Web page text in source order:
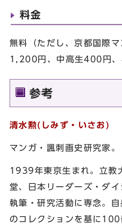
料金
無料（ただし、京都国際
1,200円、中高生400円、
参考
清水勲(しみず・いさお)
マンガ・諷刺画史研究家。
1939年東京生まれ。立教
堂、日本リーダーズ・ダ
執筆・研究活動に専念。
のコレクションを基に